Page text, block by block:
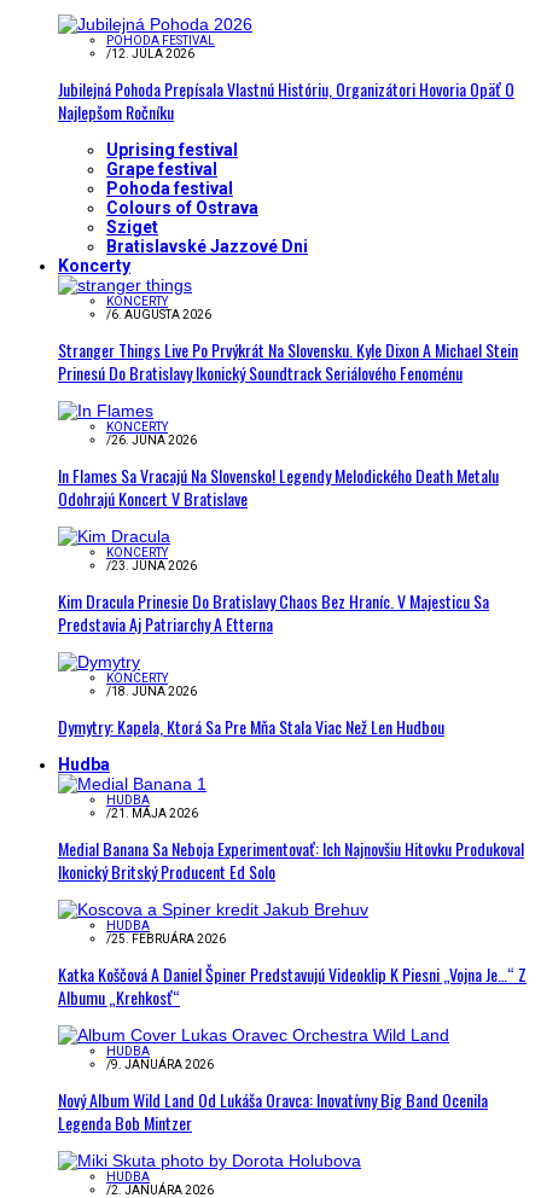
POHODA FESTIVAL
/12. JÚLA 2026
Jubilejná Pohoda Prepísala Vlastnú Históriu, Organizátori Hovoria Opäť O
Najlepšom Ročníku
Uprising festival
Grape festival
Pohoda festival
Colours of Ostrava
Sziget
Bratislavské Jazzové Dni
Koncerty
KONCERTY
/6. AUGUSTA 2026
Stranger Things Live Po Prvýkrát Na Slovensku. Kyle Dixon A Michael Stein
Prinesú Do Bratislavy Ikonický Soundtrack Seriálového Fenoménu
KONCERTY
/26. JÚNA 2026
In Flames Sa Vracajú Na Slovensko! Legendy Melodického Death Metalu
Odohrajú Koncert V Bratislave
KONCERTY
/23. JÚNA 2026
Kim Dracula Prinesie Do Bratislavy Chaos Bez Hraníc. V Majesticu Sa
Predstavia Aj Patriarchy A Etterna
KONCERTY
/18. JÚNA 2026
Dymytry: Kapela, Ktorá Sa Pre Mňa Stala Viac Než Len Hudbou
Hudba
HUDBA
/21. MÁJA 2026
Medial Banana Sa Neboja Experimentovať: Ich Najnovšiu Hitovku Produkoval
Ikonický Britský Producent Ed Solo
HUDBA
/25. FEBRUÁRA 2026
Katka Koščová A Daniel Špiner Predstavujú Videoklip K Piesni „Vojna Je…“ Z
Albumu „Krehkosť“
HUDBA
/9. JANUÁRA 2026
Nový Album Wild Land Od Lukáša Oravca: Inovatívny Big Band Ocenila
Legenda Bob Mintzer
HUDBA
/2. JANUÁRA 2026